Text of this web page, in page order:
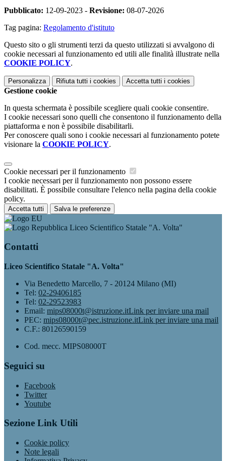
Pubblicato: 12-09-2023 - Revisione: 08-07-2026
Tag pagina: Regolamento d'istituto
Questo sito o gli strumenti terzi da questo utilizzati si avvalgono di
cookie necessari al funzionamento ed utili alle finalità illustrate nella
COOKIE POLICY.
Personalizza Rifiuta tutti i cookies Accetta tutti i cookies
Gestione cookie
In questa schermata è possibile scegliere quali cookie consentire.
I cookie necessari sono quelli che consentono il funzionamento della
piattaforma e non è possibile disabilitarli.
Per conoscere quali sono i cookie necessari al funzionamento potete
visionare la COOKIE POLICY.
Cookie necessari per il funzionamento
I cookie necessari per il funzionamento non possono essere
disabilitati. È possibile consultare l'elenco nella pagina della cookie
policy.
Accetta tutti Salva le preferenze
Liceo Scientifico Statale "A. Volta"
Contatti
Liceo Scientifico Statale "A. Volta"
Via Benedetto Marcello, 7 - 20124 Milano (MI)
Tel: 02-29406185
Tel: 02-29523983
Email: mips08000t@istruzione.itLink per inviare una mail
PEC: mips08000t@pec.istruzione.itLink per inviare una mail
C.F.: 80126590159
Cod. mecc. MIPS08000T
Seguici su
Facebook
Twitter
Youtube
Sezione Link Utili
Cookie policy
Note legali